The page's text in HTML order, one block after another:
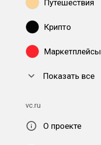
Путешествия
Крипто
Маркетплейсы
Показать все
vc.ru
О проекте